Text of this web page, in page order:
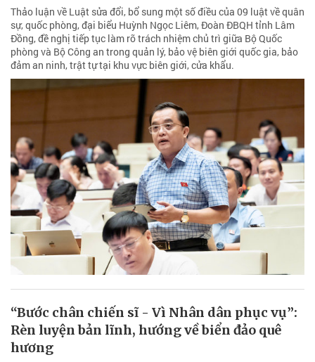
Thảo luận về Luật sửa đổi, bổ sung một số điều của 09 luật về quân
sự, quốc phòng, đại biểu Huỳnh Ngọc Liêm, Đoàn ĐBQH tỉnh Lâm
Đồng, đề nghị tiếp tục làm rõ trách nhiệm chủ trì giữa Bộ Quốc
phòng và Bộ Công an trong quản lý, bảo vệ biên giới quốc gia, bảo
đảm an ninh, trật tự tại khu vực biên giới, cửa khẩu.
“Bước chân chiến sĩ - Vì Nhân dân phục vụ”:
Rèn luyện bản lĩnh, hướng về biển đảo quê
hương